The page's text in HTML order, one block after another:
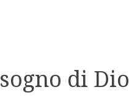
sogno di Dio